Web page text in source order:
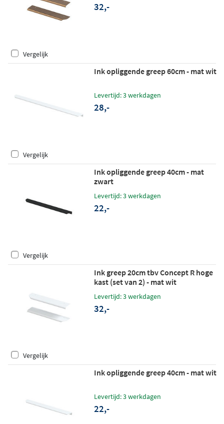
32,-
Vergelijk
Ink opliggende greep 60cm - mat wit
Levertijd: 3 werkdagen
28,-
Vergelijk
Ink opliggende greep 40cm - mat
zwart
Levertijd: 3 werkdagen
22,-
Vergelijk
Ink greep 20cm tbv Concept R hoge
kast (set van 2) - mat wit
Levertijd: 3 werkdagen
32,-
Vergelijk
Ink opliggende greep 40cm - mat wit
Levertijd: 3 werkdagen
22,-